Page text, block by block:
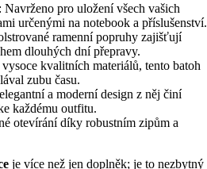
: Navrženo pro uložení všech vašich
určenými na notebook a příslušenství.
ramenní popruhy zajišťují
dlouhých dní přepravy.
kvalitních materiálů, tento batoh
zubu času.
a moderní design z něj činí
každému outfitu.
otevírání díky robustním zipům a
je více než jen doplněk; je to nezbytný